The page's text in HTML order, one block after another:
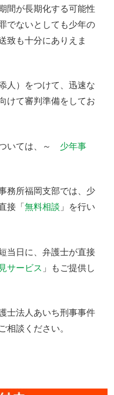
間が長期化する可能性
でないとしても少年の
致も十分にありえま
人）をつけて、迅速な
けて審判準備をしてお
いては、～ 少年事
務所福岡支部では、少
接「無料相談 」を行い
当日に、弁護士が直接
サービス 」もご提供し
士法人あいち刑事事件
談ください。